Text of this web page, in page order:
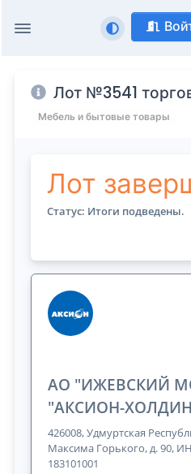
Лот №3541
Мебель и бытовые товары
Лот
Статус: Итоги подведены.
АО "ИЖЕВСКИЙ
"АКСИОН-
426008, Удмуртская
Максима Горького, д. 90,
183101001